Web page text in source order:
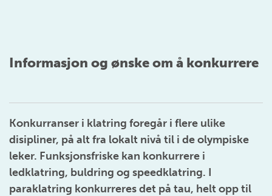
Informasjon og ønske om å konkurrere
Konkurranser i klatring foregår i flere ulike
disipliner, på alt fra lokalt nivå til i de olympiske
leker. Funksjonsfriske kan konkurrere i
ledklatring, buldring og speedklatring. I
paraklatring konkurreres det på tau, helt opp til